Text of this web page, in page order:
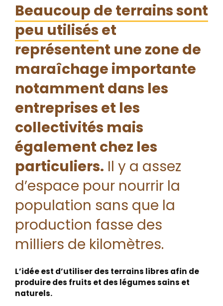
Beaucoup de terrains sont
peu utilisés et
représentent une zone de
maraîchage importante
notamment dans les
entreprises et les
collectivités mais
également chez les
particuliers. Il y a assez
d’espace pour nourrir la
population sans que la
production fasse des
milliers de kilomètres.
L’idée est d’utiliser des terrains libres afin de
produire des fruits et des légumes sains et
naturels.